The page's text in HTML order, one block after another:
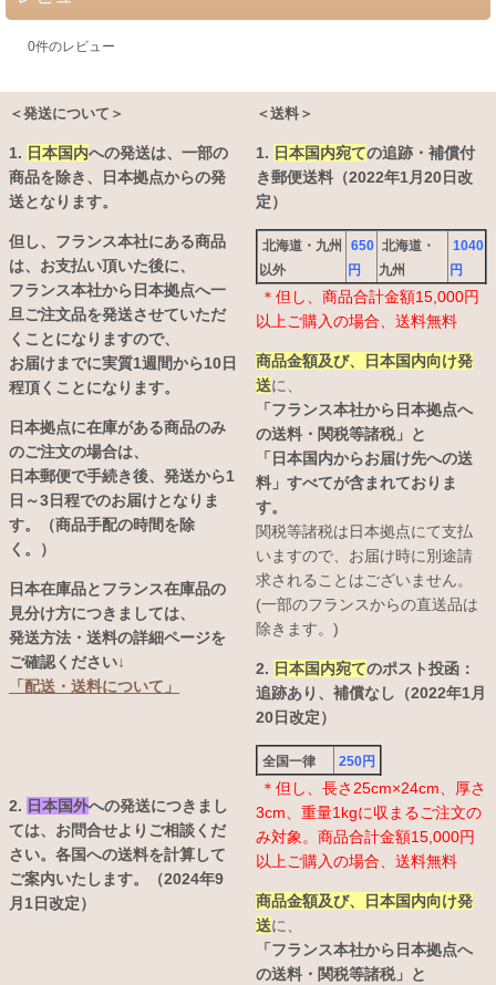
0件のレビュー
＜発送について＞
1. 日本国内への発送は、 一部の
商品を除き、日本拠点からの発
送となります。
但し、フランス本社にある商品
は、お支払い頂いた後に、
フランス本社から日本拠点へ一
旦ご注文品を発送させていただ
くことになりますので、
お届けまでに実質1週間から10日
程頂くことになります。
日本拠点に在庫がある商品のみ
のご注文の場合は、
日本郵便で手続き後、発送から1
日～3日程でのお届けとなりま
す。（商品手配の時間を除
く。）
日本在庫品とフランス在庫品の
見分け方につきましては、
発送方法・送料の詳細ページを
ご確認ください↓
「配送・送料について」
2. 日本国外への発送につきまし
ては、お問合せよりご相談くだ
さい。各国への送料を計算して
ご案内いたします。（2024年9
月1日改定）
＜送料＞
1. 日本国内宛ての追跡・補償付
き郵便送料（2022年1月20日改
定）
北海道・九州
以外
650
円
北海道・
九州
1040
円
＊但し、商品合計金額15,000円
以上ご購入の場合、送料無料
商品金額及び、日本国内向け発
送に、
「フランス本社から日本拠点へ
の送料・関税等諸税」と
「日本国内からお届け先への送
料」すべてが含まれておりま
す。
関税等諸税は日本拠点にて支払
いますので、お届け時に別途請
求されることはございません。
(一部のフランスからの直送品は
除きます。)
2. 日本国内宛てのポスト投函：
追跡あり、補償なし（2022年1月
20日改定）
全国一律 250円
＊但し、長さ25cm×24cm、厚さ
3cm、重量1kgに収まるご注文の
み対象。商品合計金額15,000円
以上ご購入の場合、送料無料
商品金額及び、日本国内向け発
送に、
「フランス本社から日本拠点へ
の送料・関税等諸税」と